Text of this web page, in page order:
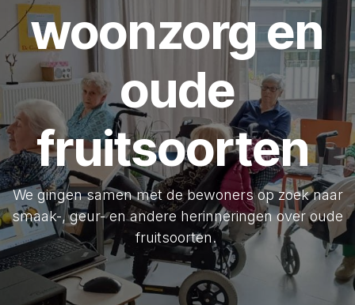
woonzorg en
oude
fruitsoorten
We gingen samen met de bewoners op zoek naar
smaak-, geur- en andere herinneringen over oude
fruitsoorten.